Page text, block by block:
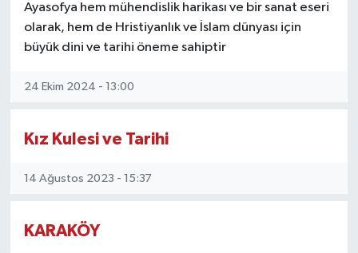
Ayasofya hem mühendislik harikası ve bir sanat eseri
olarak, hem de Hristiyanlık ve İslam dünyası için
büyük dini ve tarihi öneme sahiptir
24 Ekim 2024 - 13:00
Kız Kulesi ve Tarihi
14 Ağustos 2023 - 15:37
KARAKÖY